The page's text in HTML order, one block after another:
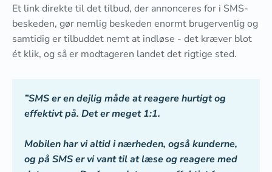
Et link direkte til det tilbud, der annonceres for i SMS-
beskeden, gør nemlig beskeden enormt brugervenlig og
samtidig er tilbuddet nemt at indløse - det kræver blot
ét klik, og så er modtageren landet det rigtige sted.
”SMS er en dejlig måde at reagere hurtigt og
effektivt på. Det er meget 1:1.
Mobilen har vi altid i nærheden, også kunderne,
og på SMS er vi vant til at læse og reagere med